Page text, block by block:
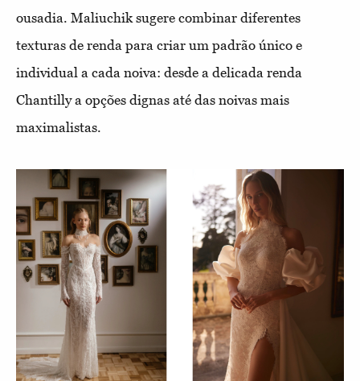
ousadia. Maliuchik sugere combinar diferentes
texturas de renda para criar um padrão único e
individual a cada noiva: desde a delicada renda
Chantilly a opções dignas até das noivas mais
maximalistas.